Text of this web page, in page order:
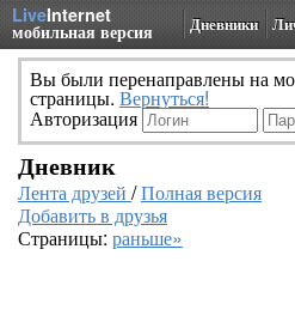
LiveInternet
мобильная версия Дневники
Вы были перенаправлены на
страницы. Вернуться!
Авторизация
Дневник
Лента друзей /Полная версия
Добавить в друзья
Страницы: раньше»